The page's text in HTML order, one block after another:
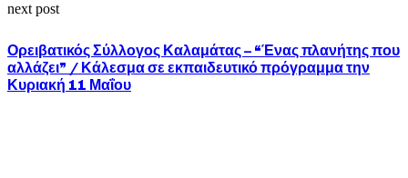
next post
Ορειβατικός Σύλλογος Καλαμάτας – “Ένας πλανήτης που
αλλάζει” / Κάλεσμα σε εκπαιδευτικό πρόγραμμα την
Κυριακή 11 Μαΐου